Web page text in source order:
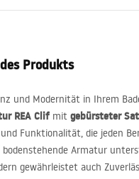
und Möbel
Produkts
und Modernität in Ihrem
REA Clif mit gebürsteter
und Funktionalität, die jeden
bodenstehende Armatur
gewährleistet auch